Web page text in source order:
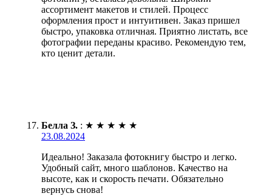
ассортимент макетов и стилей. Процесс
оформления прост и интуитивен. Заказ пришел
быстро, упаковка отличная. Приятно листать, все
фотографии переданы красиво. Рекомендую тем,
кто ценит детали.
Белла З. : ★ ★ ★ ★ ★
23.08.2024
Идеально! Заказала фотокнигу быстро и легко.
Удобный сайт, много шаблонов. Качество на
высоте, как и скорость печати. Обязательно
вернусь снова!